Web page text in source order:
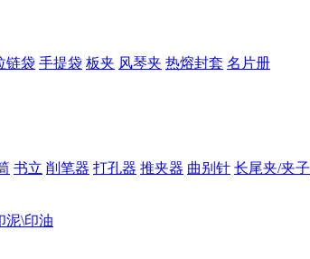
链袋 手提袋 板夹 风琴夹 热熔封套 名片册
书立 削笔器 打孔器 推夹器 曲别针 长尾夹/夹子
泥\印油